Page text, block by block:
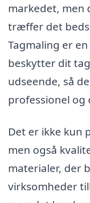
markedet, men
træffer det
Tagmaling er
beskytter dit
udseende, så
professionel
Det er ikke kun
men også
materialer, der
virksomheder